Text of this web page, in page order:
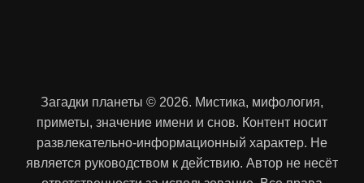
Загадки планеты © 2026. Мистика, мифология,
приметы, значение имени и снов. Контент носит
развлекательно-информационный характер. Не
является руководством к действию. Автор не несёт